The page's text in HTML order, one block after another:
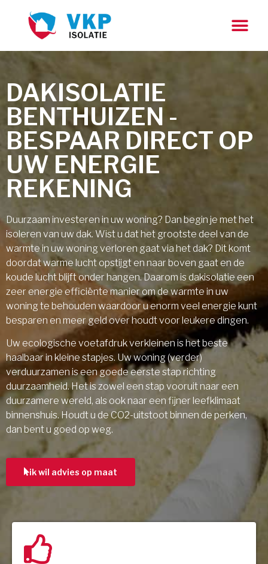
DAKISOLATIE
BENTHUIZEN -
BESPAAR DIRECT OP
UW ENERGIE
REKENING
Duurzaam investeren in uw woning? Dan begin je met het
isoleren van uw dak. Wist u dat het grootste deel van de
warmte in uw woning verloren gaat via het dak? Dit komt
doordat warme lucht opstijgt en naar boven gaat en de
koude lucht blijft onder hangen. Daarom is dakisolatie een
zeer energie efficiënte manier om de warmte in uw
woning te behouden waardoor u enorm veel energie kunt
besparen en meer geld over houdt voor leukere dingen.
Uw ecologische voetafdruk verkleinen is het beste
haalbaar in kleine stapjes. Uw woning (verder)
verduurzamen is een goede eerste stap richting
duurzaamheid. Het is zowel een stap vooruit naar een
duurzamere wereld, als ook naar een fijner leefklimaat
binnenshuis. Houdt u de CO2-uitstoot binnen de perken,
dan bent u goed op weg.
ik wil advies op maat